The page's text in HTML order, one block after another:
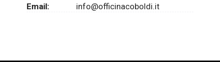
Email: info@officinacoboldi.it